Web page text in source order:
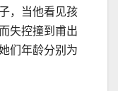
，当他看见孩
失控撞到甫出
们年龄分别为